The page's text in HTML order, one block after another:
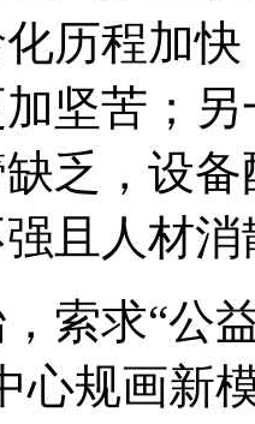
历程加
坚苦；
乏，设
且人材
索求“公
心规画新